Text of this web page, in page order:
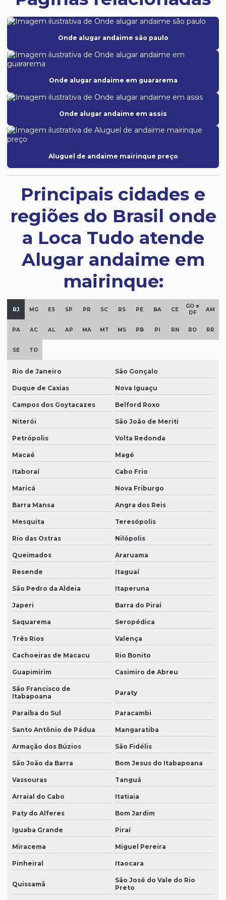
Onde alugar andaime são paulo
Onde alugar andaime em guararema
Onde alugar andaime em assis
Aluguel de andaime mairinque preço
Principais cidades e
regiões do Brasil onde
a Loca Tudo atende
Alugar andaime em
mairinque:
RJ MG ES SP PR SC RS PE BA CE
GO e
DF
AM
PA AC AL AP MA MT MS PB PI RN RO RR
SE TO
Rio de Janeiro São Gonçalo
Duque de Caxias Nova Iguaçu
Campos dos Goytacazes Belford Roxo
Niterói São João de Meriti
Petrópolis Volta Redonda
Macaé Magé
Itaboraí Cabo Frio
Maricá Nova Friburgo
Barra Mansa Angra dos Reis
Mesquita Teresópolis
Rio das Ostras Nilópolis
Queimados Araruama
Resende Itaguaí
São Pedro da Aldeia Itaperuna
Japeri Barra do Piraí
Saquarema Seropédica
Três Rios Valença
Cachoeiras de Macacu Rio Bonito
Guapimirim Casimiro de Abreu
São Francisco de
Itabapoana
Paraty
Paraíba do Sul Paracambi
Santo Antônio de Pádua Mangaratiba
Armação dos Búzios São Fidélis
São João da Barra Bom Jesus do Itabapoana
Vassouras Tanguá
Arraial do Cabo Itatiaia
Paty do Alferes Bom Jardim
Iguaba Grande Piraí
Miracema Miguel Pereira
Pinheiral Itaocara
Quissamã
São José do Vale do Rio
Preto